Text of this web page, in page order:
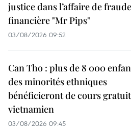
justice dans l’affaire de fraude
financière "Mr Pips"
03/08/2026 09:52
Can Tho : plus de 8 000
des minorités ethniques
bénéficieront de cours
vietnamien
03/08/2026 09:45